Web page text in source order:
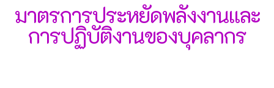
มาตรการประหยัดพลังงานและ
การปฏิบัติงานของบุคลากร